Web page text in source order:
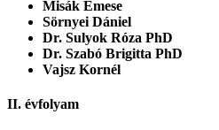
Misák Emese
Sörnyei Dániel
Dr. Sulyok Róza PhD
Dr. Szabó Brigitta PhD
Vajsz Kornél
II. évfolyam